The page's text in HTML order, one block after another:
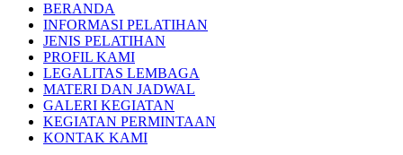
BERANDA
INFORMASI PELATIHAN
JENIS PELATIHAN
PROFIL KAMI
LEGALITAS LEMBAGA
MATERI DAN JADWAL
GALERI KEGIATAN
KEGIATAN PERMINTAAN
KONTAK KAMI